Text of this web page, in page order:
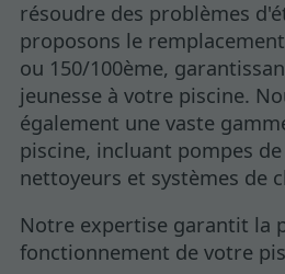
résoudre des problèmes
proposons le
ou 150/100ème,
jeunesse à votre piscine.
également une vaste
piscine, incluant pompes
nettoyeurs et systèmes de
Notre expertise garantit la
fonctionnement de votre